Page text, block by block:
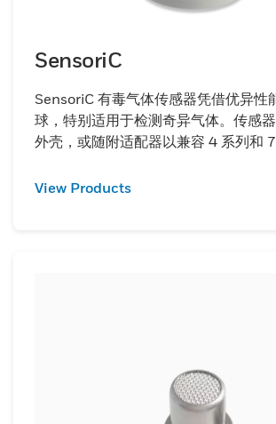
SensoriC
SensoriC 有毒气体传感器凭借优异性
球，特别适用于检测奇异气体。传感
外壳，或随附适配器以兼容 4 系列和 7
View Products